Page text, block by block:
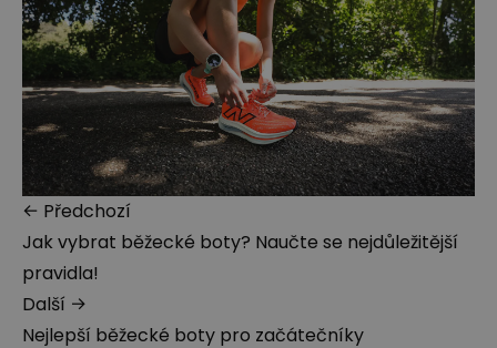
← Předchozí
Jak vybrat běžecké boty? Naučte se nejdůležitější
pravidla!
Další →
Nejlepší běžecké boty pro začátečníky